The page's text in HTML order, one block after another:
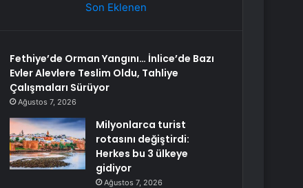
Son Eklenen
Fethiye’de Orman Yangını… İnlice’de Bazı
Evler Alevlere Teslim Oldu, Tahliye
Çalışmaları Sürüyor
Ağustos 7, 2026
Milyonlarca turist
rotasını değiştirdi:
Herkes bu 3 ülkeye
gidiyor
Ağustos 7, 2026